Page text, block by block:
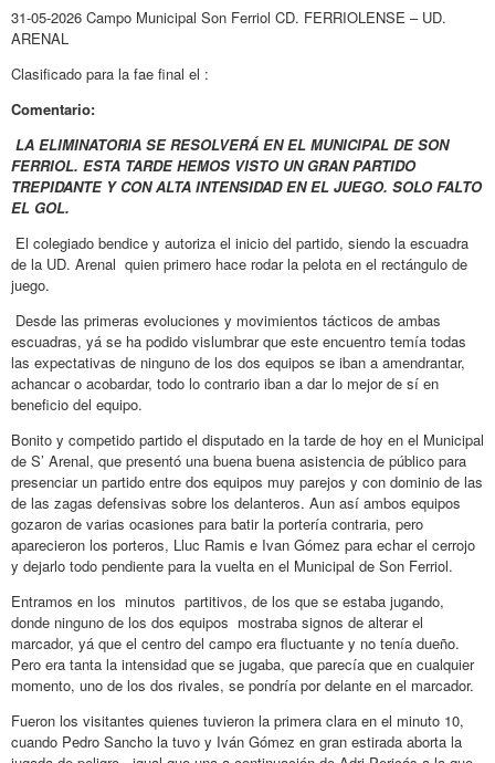
31-05-2026 Campo Municipal Son Ferriol CD. FERRIOLENSE – UD.
ARENAL
Clasificado para la fae final el :
Comentario:
LA ELIMINATORIA SE RESOLVERÁ EN EL MUNICIPAL DE SON
FERRIOL. ESTA TARDE HEMOS VISTO UN GRAN PARTIDO
TREPIDANTE Y CON ALTA INTENSIDAD EN EL JUEGO. SOLO FALTO
EL GOL.
El colegiado bendice y autoriza el inicio del partido, siendo la escuadra
de la UD. Arenal quien primero hace rodar la pelota en el rectángulo de
juego.
Desde las primeras evoluciones y movimientos tácticos de ambas
escuadras, yá se ha podido vislumbrar que este encuentro temía todas
las expectativas de ninguno de los dos equipos se iban a amendrantar,
achancar o acobardar, todo lo contrario iban a dar lo mejor de sí en
beneficio del equipo.
Bonito y competido partido el disputado en la tarde de hoy en el Municipal
de S’ Arenal, que presentó una buena buena asistencia de público para
presenciar un partido entre dos equipos muy parejos y con dominio de las
de las zagas defensivas sobre los delanteros. Aun así ambos equipos
gozaron de varias ocasiones para batir la portería contraria, pero
aparecieron los porteros, Lluc Ramis e Ivan Gómez para echar el cerrojo
y dejarlo todo pendiente para la vuelta en el Municipal de Son Ferriol.
Entramos en los minutos partitivos, de los que se estaba jugando,
donde ninguno de los dos equipos mostraba signos de alterar el
marcador, yá que el centro del campo era fluctuante y no tenía dueño.
Pero era tanta la intensidad que se jugaba, que parecía que en cualquier
momento, uno de los dos rivales, se pondría por delante en el marcador.
Fueron los visitantes quienes tuvieron la primera clara en el minuto 10,
cuando Pedro Sancho la tuvo y Iván Gómez en gran estirada aborta la